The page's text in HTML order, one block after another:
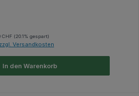
Preis:
CHF (20.1% gespart)
Versandkosten
In den Warenkorb